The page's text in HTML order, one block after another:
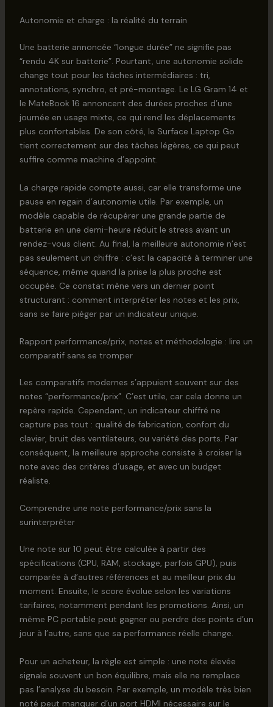
Autonomie et charge : la réalité du terrain
Une batterie annoncée “longue durée” ne signifie pas
“rendu 4K sur batterie”. Pourtant, une autonomie solide
change tout pour les tâches intermédiaires : tri,
annotations, synchro, et pré-montage. Le LG Gram 14 et
le MateBook 16 annoncent des durées proches d’une
journée en usage mixte, ce qui rend les déplacements
plus confortables. De son côté, le Surface Laptop Go
tient correctement sur des tâches légères, ce qui peut
suffire comme machine d’appoint.
La charge rapide compte aussi, car elle transforme une
pause en regain d’autonomie utile. Par exemple, un
modèle capable de récupérer une grande partie de
batterie en une demi-heure réduit le stress avant un
rendez-vous client. Au final, la meilleure autonomie n’est
pas seulement un chiffre : c’est la capacité à terminer une
séquence, même quand la prise la plus proche est
occupée. Ce constat mène vers un dernier point
structurant : comment interpréter les notes et les prix,
sans se faire piéger par un indicateur unique.
Rapport performance/prix, notes et méthodologie : lire un
comparatif sans se tromper
Les comparatifs modernes s’appuient souvent sur des
notes “performance/prix”. C’est utile, car cela donne un
repère rapide. Cependant, un indicateur chiffré ne
capture pas tout : qualité de fabrication, confort du
clavier, bruit des ventilateurs, ou variété des ports. Par
conséquent, la meilleure approche consiste à croiser la
note avec des critères d’usage, et avec un budget
réaliste.
Comprendre une note performance/prix sans la
surinterpréter
Une note sur 10 peut être calculée à partir des
spécifications (CPU, RAM, stockage, parfois GPU), puis
comparée à d’autres références et au meilleur prix du
moment. Ensuite, le score évolue selon les variations
tarifaires, notamment pendant les promotions. Ainsi, un
même PC portable peut gagner ou perdre des points d’un
jour à l’autre, sans que sa performance réelle change.
Pour un acheteur, la règle est simple : une note élevée
signale souvent un bon équilibre, mais elle ne remplace
pas l’analyse du besoin. Par exemple, un modèle très bien
noté peut manquer d’un port HDMI nécessaire sur le